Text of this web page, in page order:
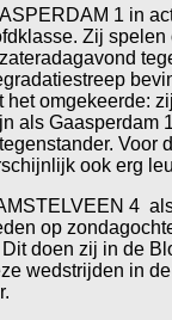
1 in
Zij spelen
het omgekeerde:
als Gaasperdam
Voor
ook erg
4
op
doen zij in de
wedstrijden in